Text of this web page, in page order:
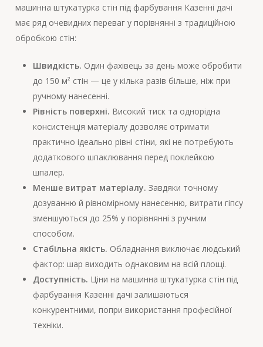
машинна штукатурка стін під фарбування Казенні дачі
має ряд очевидних переваг у порівнянні з традиційною
обробкою стін:
Швидкість. Один фахівець за день може обробити
до 150 м² стін — це у кілька разів більше, ніж при
ручному нанесенні.
Рівність поверхні. Високий тиск та однорідна
консистенція матеріалу дозволяє отримати
практично ідеально рівні стіни, які не потребують
додаткового шпаклювання перед поклейкою
шпалер.
Менше витрат матеріалу. Завдяки точному
дозуванню й рівномірному нанесенню, витрати гіпсу
зменшуються до 25% у порівнянні з ручним
способом.
Стабільна якість. Обладнання виключає людський
фактор: шар виходить однаковим на всій площі.
Доступність. Ціни на машинна штукатурка стін під
фарбування Казенні дачі залишаються
конкурентними, попри використання професійної
техніки.